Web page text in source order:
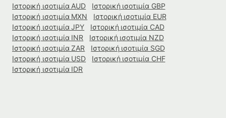
Ιστορική ισοτιμία AUD
Ιστορική ισοτιμία GBP
Ιστορική ισοτιμία MXN
Ιστορική ισοτιμία EUR
Ιστορική ισοτιμία JPY
Ιστορική ισοτιμία CAD
Ιστορική ισοτιμία INR
Ιστορική ισοτιμία NZD
Ιστορική ισοτιμία ZAR
Ιστορική ισοτιμία SGD
Ιστορική ισοτιμία USD
Ιστορική ισοτιμία CHF
Ιστορική ισοτιμία IDR